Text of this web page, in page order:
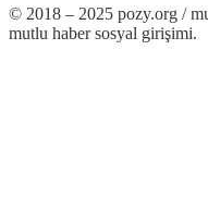
© 2018 – 2025 pozy.org /
mutlu haber sosyal girişimi.